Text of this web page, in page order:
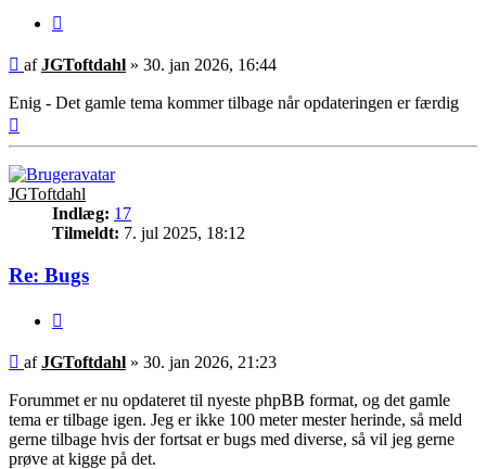
Indlæg
afJGToftdahl » 30. jan 2026, 16:44
Enig - Det gamle tema kommer tilbage når opdateringen er færdig
JGToftdahl
Indlæg: 17
Tilmeldt: 7. jul 2025, 18:12
Re: Bugs
Indlæg
afJGToftdahl » 30. jan 2026, 21:23
Forummet er nu opdateret til nyeste phpBB format, og det gamle
tema er tilbage igen. Jeg er ikke 100 meter mester herinde, så meld
gerne tilbage hvis der fortsat er bugs med diverse, så vil jeg gerne
prøve at kigge på det.